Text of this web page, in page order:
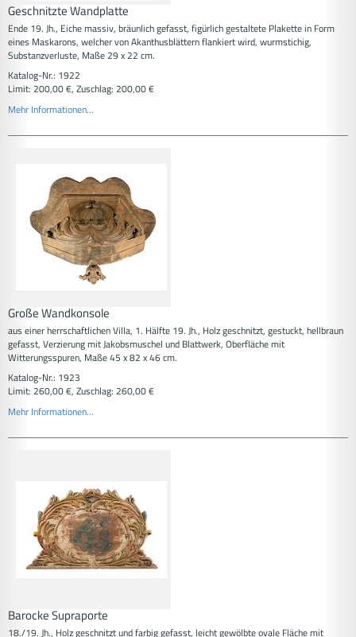
Geschnitzte Wandplatte
Ende 19. Jh., Eiche massiv, bräunlich gefasst, figürlich gestaltete Plakette in Form
eines Maskarons, welcher von Akanthusblättern flankiert wird, wurmstichig,
Substanzverluste, Maße 29 x 22 cm.
Katalog-Nr.: 1922
Limit: 200,00 €, Zuschlag: 200,00 €
Mehr Informationen...
Große Wandkonsole
aus einer herrschaftlichen Villa, 1. Hälfte 19. Jh., Holz geschnitzt, gestuckt, hellbraun
gefasst, Verzierung mit Jakobsmuschel und Blattwerk, Oberfläche mit
Witterungsspuren, Maße 45 x 82 x 46 cm.
Katalog-Nr.: 1923
Limit: 260,00 €, Zuschlag: 260,00 €
Mehr Informationen...
Barocke Supraporte
18./19. Jh., Holz geschnitzt und farbig gefasst, leicht gewölbte ovale Fläche mit